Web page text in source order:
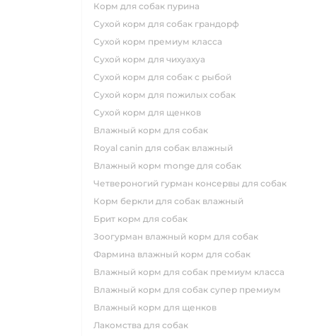
корм для собак пурина
сухой корм для собак грандорф
сухой корм премиум класса
сухой корм для чихуахуа
сухой корм для собак с рыбой
сухой корм для пожилых собак
сухой корм для щенков
влажный корм для собак
royal canin для собак влажный
влажный корм monge для собак
четвероногий гурман консервы для собак
корм беркли для собак влажный
брит корм для собак
зоогурман влажный корм для собак
фармина влажный корм для собак
влажный корм для собак премиум класса
влажный корм для собак супер премиум
влажный корм для щенков
лакомства для собак